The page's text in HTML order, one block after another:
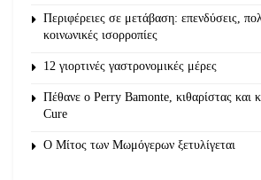
Περιφέρειες σε μετάβαση: επενδύσεις,
κοινωνικές ισορροπίες
12 γιορτινές γαστρονομικές μέρες
Πέθανε ο Perry Bamonte, κιθαρίστας και
Cure
O Μίτος των Μωμόγερων ξετυλίγεται